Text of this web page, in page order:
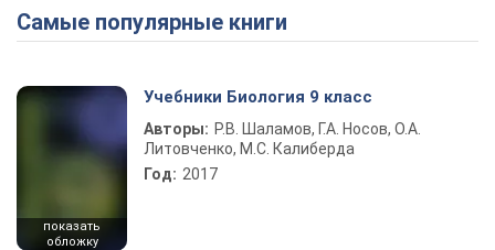
Самые популярные книги
показать
обложку
Учебники Биология 9 класс
Авторы: Р.В. Шаламов, Г.А. Носов, О.А.
Литовченко, М.С. Калиберда
Год: 2017